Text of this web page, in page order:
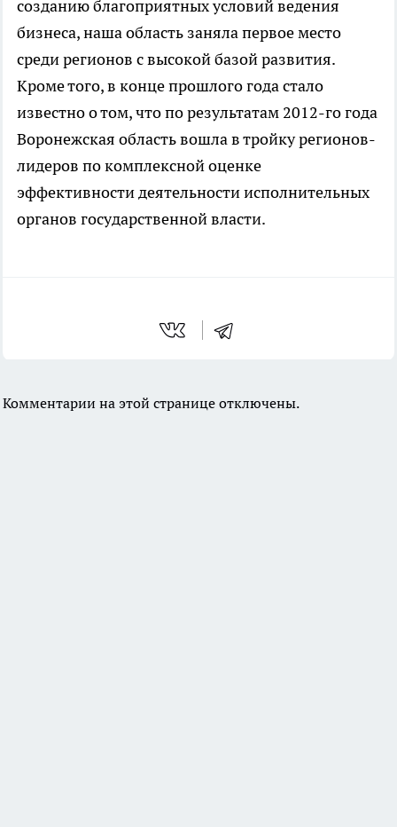
созданию благоприятных условий ведения
бизнеса, наша область заняла первое место
среди регионов с высокой базой развития.
Кроме того, в конце прошлого года стало
известно о том, что по результатам 2012-го года
Воронежская область вошла в тройку регионов-
лидеров по комплексной оценке
эффективности деятельности исполнительных
органов государственной власти.
Комментарии на этой странице отключены.